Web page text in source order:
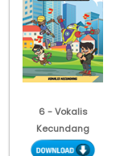
6 - Vokalis
Kecundang